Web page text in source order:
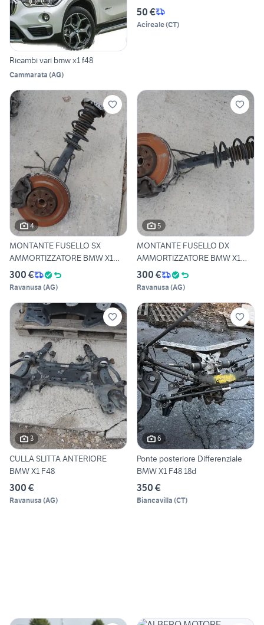
Ricambi vari bmw x1 f48
Cammarata (AG)
50 €
Acireale(CT)
4
MONTANTE FUSELLO SX
AMMORTIZZATORE BMW X1
F48 XDRI
300 €
Ravanusa (AG)
5
MONTANTE FUSELLO DX
AMMORTIZZATORE BMW X1
F48 XDRI
300 €
Ravanusa (AG)
3
CULLA SLITTA ANTERIORE
BMW X1 F48
300 €
Ravanusa (AG)
6
Ponte posteriore Differenziale
BMW X1 F48 18d
350 €
Biancavilla (CT)